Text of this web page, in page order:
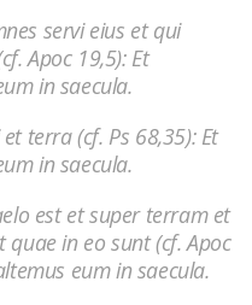
servi eius et qui
Apoc 19,5): Et
in saecula.
terra (cf. Ps 68,35): Et
in saecula.
est et super terram et
in eo sunt (cf. Apoc
eum in saecula.